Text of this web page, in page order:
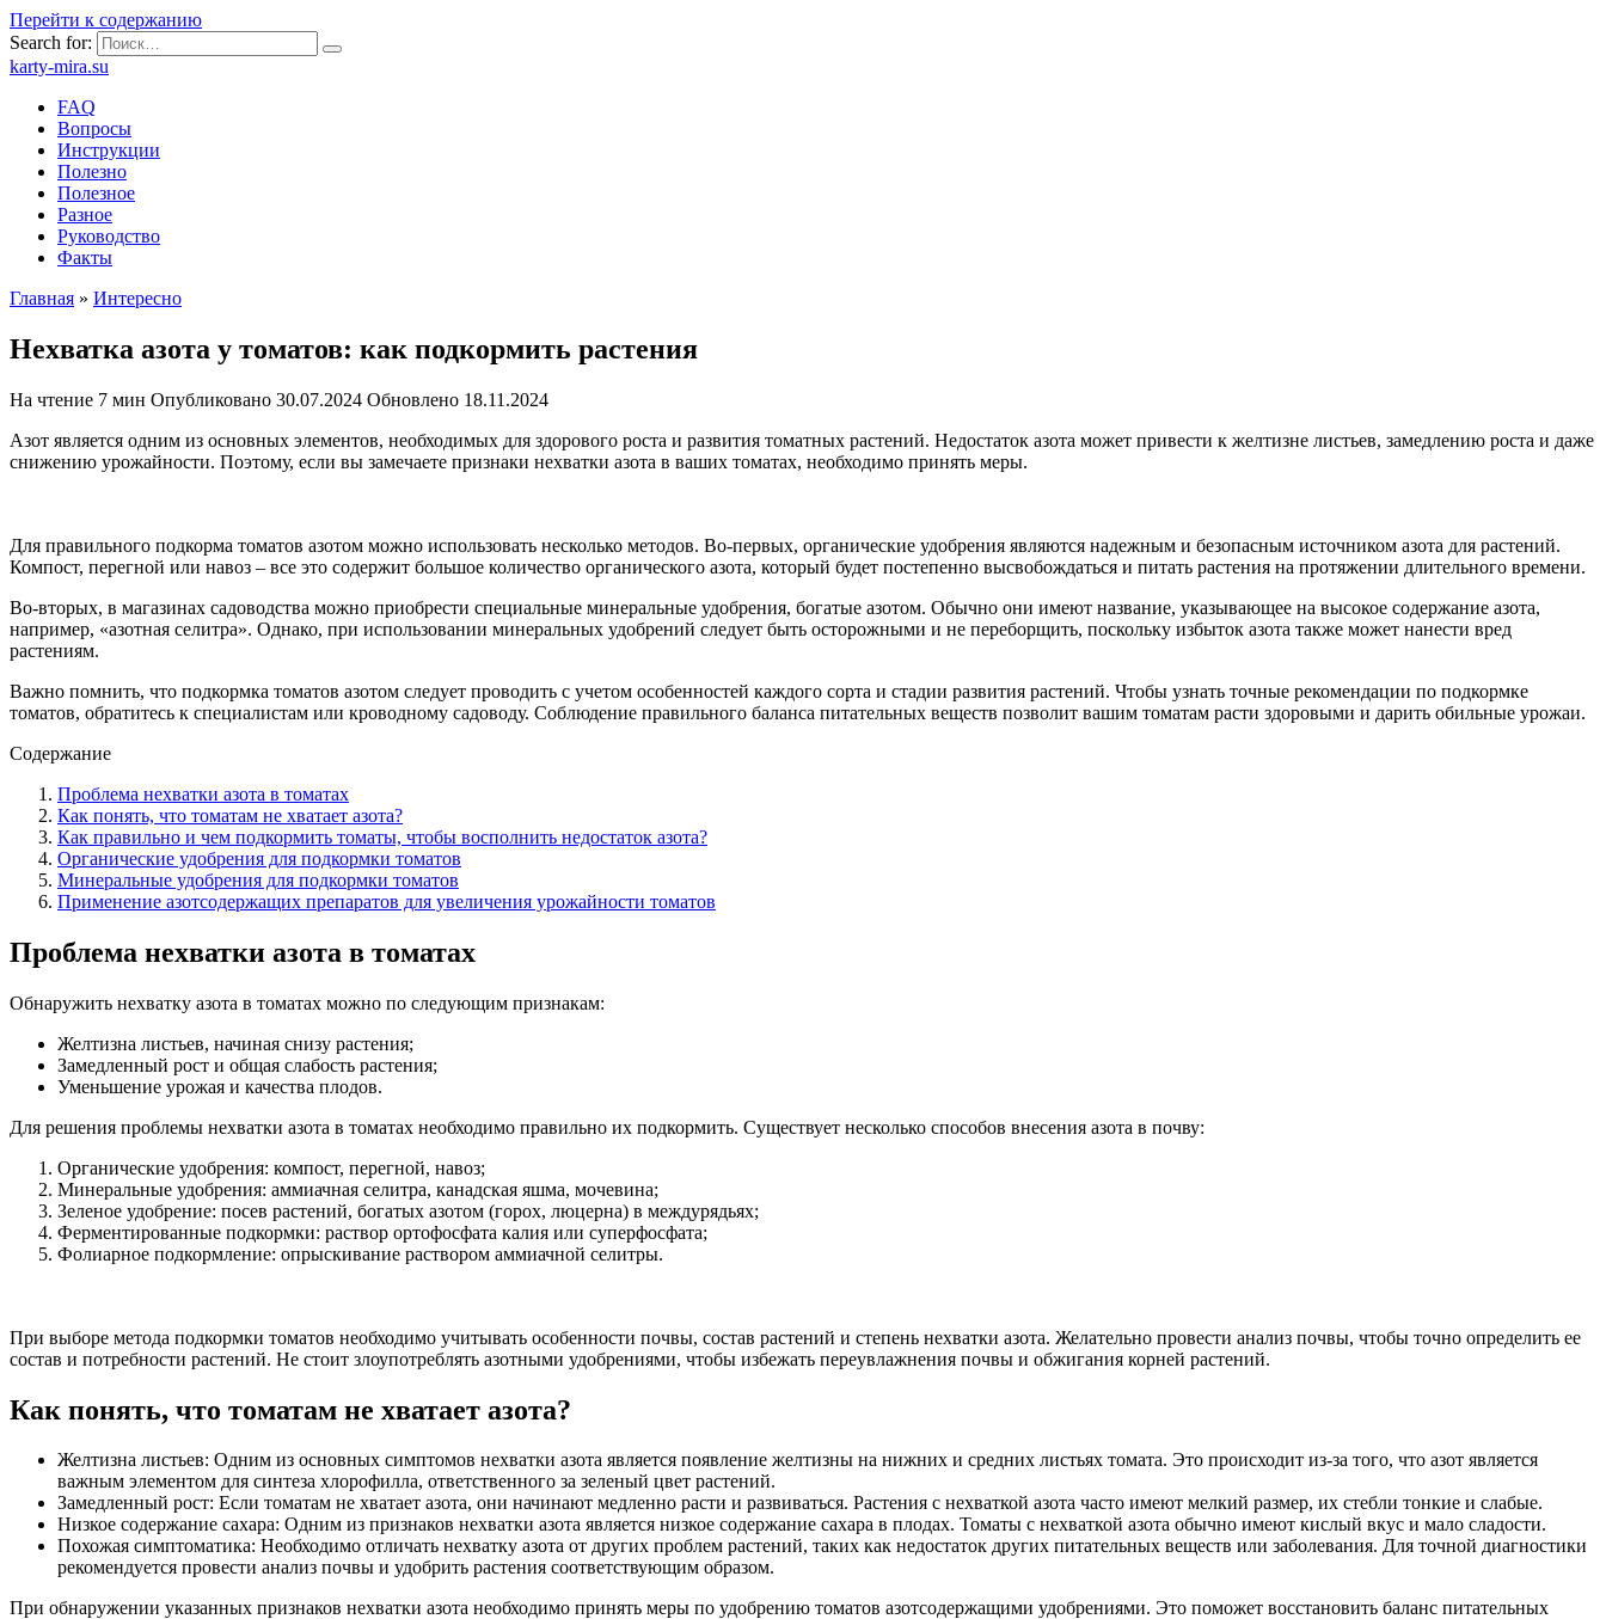
Перейти к содержанию
Search for:
karty-mira.su
FAQ
Вопросы
Инструкции
Полезно
Полезное
Разное
Руководство
Факты
Главная » Интересно
Нехватка азота у томатов: как подкормить растения
На чтение 7 мин Опубликовано 30.07.2024 Обновлено 18.11.2024
Азот является одним из основных элементов, необходимых для здорового роста и развития томатных растений. Недостаток азота может привести к желтизне листьев, замедлению роста и даже
снижению урожайности. Поэтому, если вы замечаете признаки нехватки азота в ваших томатах, необходимо принять меры.
Для правильного подкорма томатов азотом можно использовать несколько методов. Во-первых, органические удобрения являются надежным и безопасным источником азота для растений.
Компост, перегной или навоз – все это содержит большое количество органического азота, который будет постепенно высвобождаться и питать растения на протяжении длительного времени.
Во-вторых, в магазинах садоводства можно приобрести специальные минеральные удобрения, богатые азотом. Обычно они имеют название, указывающее на высокое содержание азота,
например, «азотная селитра». Однако, при использовании минеральных удобрений следует быть осторожными и не переборщить, поскольку избыток азота также может нанести вред
растениям.
Важно помнить, что подкормка томатов азотом следует проводить с учетом особенностей каждого сорта и стадии развития растений. Чтобы узнать точные рекомендации по подкормке
томатов, обратитесь к специалистам или кроводному садоводу. Соблюдение правильного баланса питательных веществ позволит вашим томатам расти здоровыми и дарить обильные урожаи.
Содержание
Проблема нехватки азота в томатах
Как понять, что томатам не хватает азота?
Как правильно и чем подкормить томаты, чтобы восполнить недостаток азота?
Органические удобрения для подкормки томатов
Минеральные удобрения для подкормки томатов
Применение азотсодержащих препаратов для увеличения урожайности томатов
Проблема нехватки азота в томатах
Обнаружить нехватку азота в томатах можно по следующим признакам:
Желтизна листьев, начиная снизу растения;
Замедленный рост и общая слабость растения;
Уменьшение урожая и качества плодов.
Для решения проблемы нехватки азота в томатах необходимо правильно их подкормить. Существует несколько способов внесения азота в почву:
Органические удобрения: компост, перегной, навоз;
Минеральные удобрения: аммиачная селитра, канадская яшма, мочевина;
Зеленое удобрение: посев растений, богатых азотом (горох, люцерна) в междурядьях;
Ферментированные подкормки: раствор ортофосфата калия или суперфосфата;
Фолиарное подкормление: опрыскивание раствором аммиачной селитры.
При выборе метода подкормки томатов необходимо учитывать особенности почвы, состав растений и степень нехватки азота. Желательно провести анализ почвы, чтобы точно определить ее
состав и потребности растений. Не стоит злоупотреблять азотными удобрениями, чтобы избежать переувлажнения почвы и обжигания корней растений.
Как понять, что томатам не хватает азота?
Желтизна листьев: Одним из основных симптомов нехватки азота является появление желтизны на нижних и средних листьях томата. Это происходит из-за того, что азот является
важным элементом для синтеза хлорофилла, ответственного за зеленый цвет растений.
Замедленный рост: Если томатам не хватает азота, они начинают медленно расти и развиваться. Растения с нехваткой азота часто имеют мелкий размер, их стебли тонкие и слабые.
Низкое содержание сахара: Одним из признаков нехватки азота является низкое содержание сахара в плодах. Томаты с нехваткой азота обычно имеют кислый вкус и мало сладости.
Похожая симптоматика: Необходимо отличать нехватку азота от других проблем растений, таких как недостаток других питательных веществ или заболевания. Для точной диагностики
рекомендуется провести анализ почвы и удобрить растения соответствующим образом.
При обнаружении указанных признаков нехватки азота необходимо принять меры по удобрению томатов азотсодержащими удобрениями. Это поможет восстановить баланс питательных